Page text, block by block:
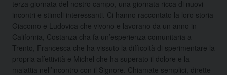
terza giornata del nostro campo, una giornata ricca di nuovi
incontri e stimoli interessanti. Ci hanno raccontato la loro storia
Giacomo e Ludovica che vivono e lavorano da un anno in
California, Costanza cha fa un’esperienza comunitaria a
Trento, Francesca che ha vissuto la difficoltà di sperimentare la
propria affettività e Michel che ha superato il dolore e la
malattia nell’incontro con il Signore. Chiamate semplici, dirette